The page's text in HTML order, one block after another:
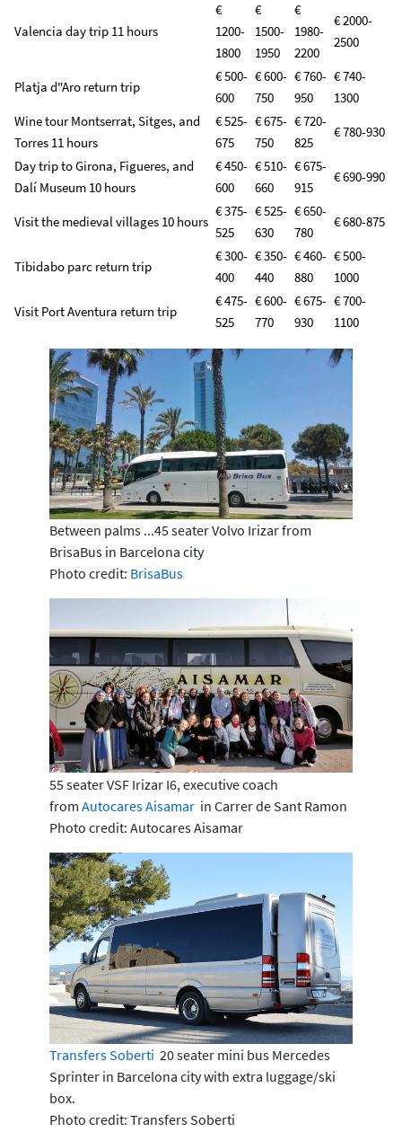
Valencia day trip 11 hours
€
1200-
1800
€
1500-
1950
€
1980-
2200
€ 2000-
2500
Platja d"Aro return trip
€ 500-
600
€ 600-
750
€ 760-
950
€ 740-
1300
Wine tour Montserrat, Sitges, and
Torres 11 hours
€ 525-
675
€ 675-
750
€ 720-
825
€ 780-930
Day trip to Girona, Figueres, and
Dalí Museum 10 hours
€ 450-
600
€ 510-
660
€ 675-
915
€ 690-990
Visit the medieval villages 10 hours
€ 375-
525
€ 525-
630
€ 650-
780
€ 680-875
Tibidabo parc return trip
€ 300-
400
€ 350-
440
€ 460-
880
€ 500-
1000
Visit Port Aventura return trip
€ 475-
525
€ 600-
770
€ 675-
930
€ 700-
1100
Between palms ...45 seater Volvo Irizar from
BrisaBus in Barcelona city
Photo credit: BrisaBus
55 seater VSF Irizar I6, executive coach
from Autocares Aisamar in Carrer de Sant Ramon
Photo credit: Autocares Aisamar
Transfers Soberti 20 seater mini bus Mercedes
Sprinter in Barcelona city with extra luggage/ski
box.
Photo credit: Transfers Soberti